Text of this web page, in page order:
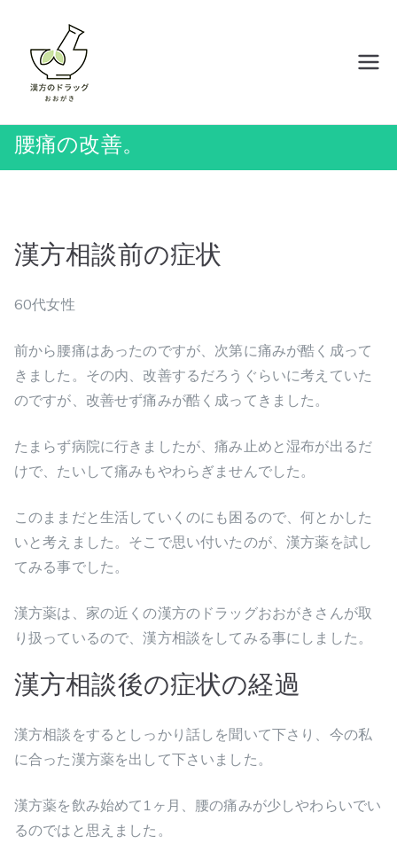
腰痛の改善。
漢方相談前の症状
60代女性
前から腰痛はあったのですが、次第に痛みが酷く成って
きました。その内、改善するだろうぐらいに考えていた
のですが、改善せず痛みが酷く成ってきました。
たまらず病院に行きましたが、痛み止めと湿布が出るだ
けで、たいして痛みもやわらぎませんでした。
このままだと生活していくのにも困るので、何とかした
いと考えました。そこで思い付いたのが、漢方薬を試し
てみる事でした。
漢方薬は、家の近くの漢方のドラッグおおがきさんが取
り扱っているので、漢方相談をしてみる事にしました。
漢方相談後の症状の経過
漢方相談をするとしっかり話しを聞いて下さり、今の私
に合った漢方薬を出して下さいました。
漢方薬を飲み始めて1ヶ月、腰の痛みが少しやわらいでい
るのではと思えました。